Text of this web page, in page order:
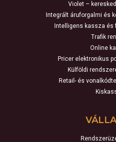
Violet –
Integrált áruforgalmi és
Intelligens kassza és
Trafik
Online
Pricer elektronikus
Külföldi
Retail- és